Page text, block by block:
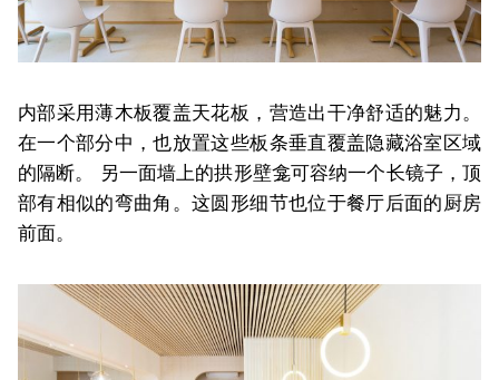
内部采用薄木板覆盖天花板，营造出干净舒适的魅力。
在一个部分中，也放置这些板条垂直覆盖隐藏浴室区域
的隔断。 另一面墙上的拱形壁龛可容纳一个长镜子，顶
部有相似的弯曲角。这圆形细节也位于餐厅后面的厨房
前面。